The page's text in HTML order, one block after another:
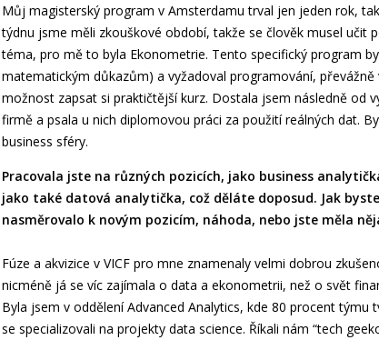
Můj magisterský program v Amsterdamu trval jen jeden rok,
týdnu jsme měli zkouškové období, takže se člověk musel učit
téma, pro mě to byla Ekonometrie. Tento specifický program
matematickým důkazům) a vyžadoval programování,
možnost zapsat si praktičtější kurz. Dostala jsem následně od
firmě a psala u nich diplomovou práci za použití reálných dat.
business sféry.
Pracovala jste na různých pozicích, jako business
jako také datová analytička, což děláte doposud. Jak
nasměrovalo k novým pozicím, náhoda, nebo jste měla
Fúze a akvizice v VICF pro mne znamenaly velmi dobrou
nicméně já se víc zajímala o data a ekonometrii, než o svět
Byla jsem v oddělení Advanced Analytics, kde 80 procent
se specializovali na projekty data science. Říkali nám “tech